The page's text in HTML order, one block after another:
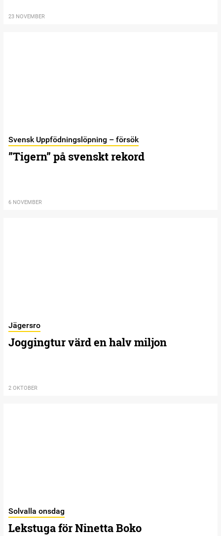
23 NOVEMBER
Svensk Uppfödningslöpning – försök
”Tigern” på svenskt rekord
6 NOVEMBER
Jägersro
Joggingtur värd en halv miljon
2 OKTOBER
Solvalla onsdag
Lekstuga för Ninetta Boko